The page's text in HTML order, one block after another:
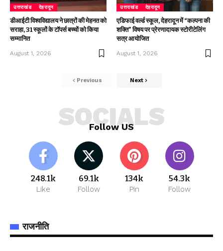
उत्तराखंड देहरादून
डीआईटी विश्वविद्यालय ने छात्रों की मेहनत को
सराहा, 31 स्कूलों के टॉपर्स बच्चों को किया
सम्मानित
August 1, 2026
उत्तराखंड देहरादून
एडिफाई वर्ल्ड स्कूल, देहरादून में “कल्पना की
शक्ति” विषय पर प्रेरणादायक स्टोरीटेलिंग
सत्र आयोजित
August 1, 2026
Previous Next
Follow US
SOCIALS
248.1k
Like
69.1k
Follow
134k
Pin
54.3k
Follow
राजनीति